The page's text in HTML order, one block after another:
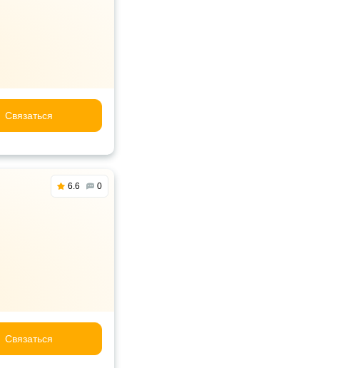
Связаться
6.6 0
Связаться